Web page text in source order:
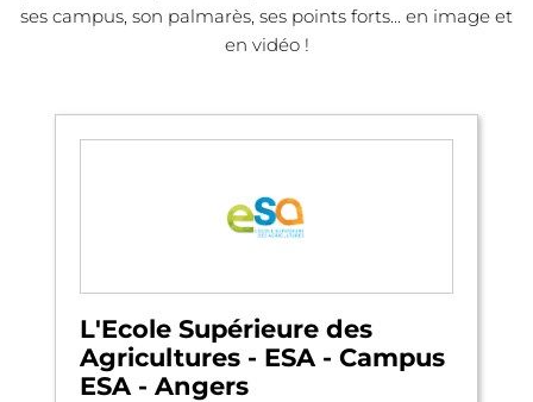
ses campus, son palmarès, ses points forts... en image et
en vidéo !
L'Ecole Supérieure des
Agricultures - ESA - Campus
ESA - Angers